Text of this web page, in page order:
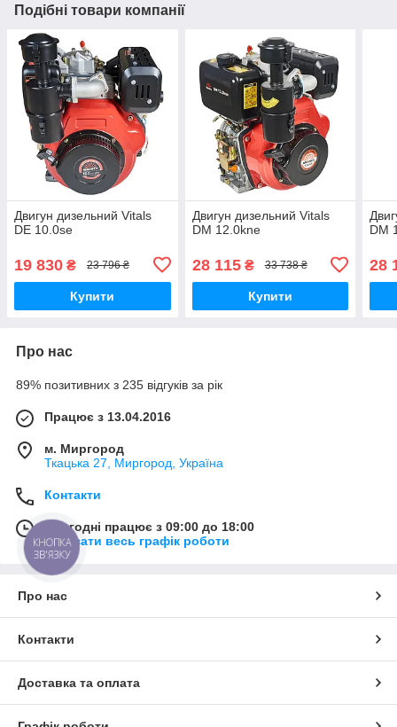
Подібні товари компанії
Двигун дизельний Vitals
DE 10.0se
19 830 ₴ 23 796 ₴
Купити
Двигун дизельний Vitals
DM 12.0kne
28 115₴ 33 738 ₴
Купити
DM
28
Про нас
89% позитивних з 235 відгуків за рік
Працює з 13.04.2016
м. Миргород
Ткацька 27, Миргород, Україна
Контакти
Сьогодні працює з 09:00 до 18:00
Показати весь графік роботи
Про нас
Контакти
Доставка та оплата
КНОПКА
ЗВ'ЯЗКУ